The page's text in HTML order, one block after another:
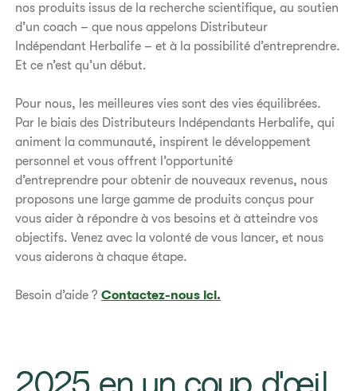
nos produits issus de la recherche scientifique, au soutien
d’un coach – que nous appelons Distributeur
Indépendant Herbalife – et à la possibilité d’entreprendre.
Et ce n’est qu’un début.
Pour nous, les meilleures vies sont des vies équilibrées.
Par le biais des Distributeurs Indépendants Herbalife, qui
animent la communauté, inspirent le développement
personnel et vous offrent l’opportunité
d’entreprendre pour obtenir de nouveaux revenus, nous
proposons une large gamme de produits conçus pour
vous aider à répondre à vos besoins et à atteindre vos
objectifs. Venez avec la volonté de vous lancer, et nous
vous aiderons à chaque étape.
Besoin d’aide ?Contactez-nous ici.